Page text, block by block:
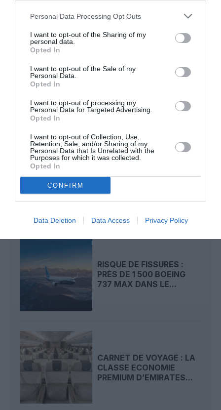
Personal Data Processing Opt Outs
I want to opt-out of the Sharing of my
personal data.
Opted In
I want to opt-out of the Sale of my
Personal Data.
Opted In
I want to opt-out of processing my
Personal Data for Targeted Advertising.
Opted In
I want to opt-out of Collection, Use,
Retention, Sale, and/or Sharing of my
Personal Data that Is Unrelated with the
Purposes for which it was collected.
Opted In
CONFIRM
Data Deletion Data Access Privacy Policy
DERNIERS COMMENTAIRES
atplhkt a commenté l'article :
arrivées plus longues, des correspondances à risque
Manfoua commenté l'article :
Pyramides, croisières et mer Rouge : l’Égypte mise sur
une saison record malgré le contexte géopolitique
LIRE AUSSI
RISQUE DE FISSURES :
PRÈS DE 1 500 BOEING
737 MAX DANS LE...
CARNET DE VOYAGE : LA
CLASSE ECONOMIE
PREMIUM D’EMIRATES...